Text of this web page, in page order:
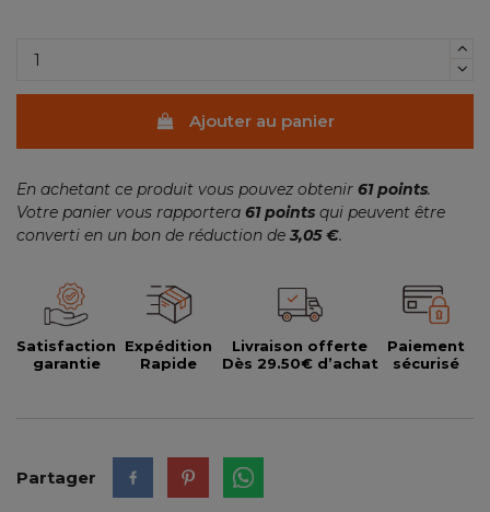
Ajouter au panier
En achetant ce produit vous pouvez obtenir 61 points.
Votre panier vous rapportera 61points qui peuvent être
converti en un bon de réduction de 3,05 €.
Satisfaction
garantie
Expédition
Rapide
Livraison offerte
Dès 29.50€ d’achat
Paiement
sécurisé
Partager